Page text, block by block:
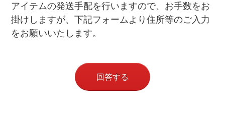
アイテムの発送手配を行いますので、お手数をお
掛けしますが、下記フォームより住所等のご入力
をお願いいたします。
回答する